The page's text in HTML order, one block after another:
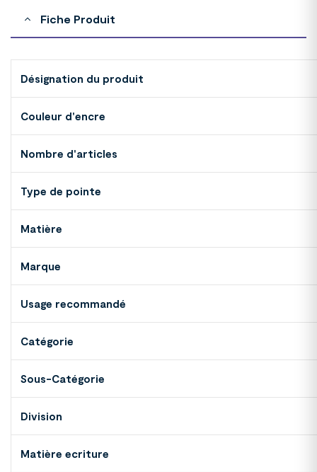
Fiche Produit
Désignation du produit
Couleur d'encre
Nombre d'articles
Type de pointe
Matière
Marque
Usage recommandé
Catégorie
Sous-Catégorie
Division
Matière ecriture